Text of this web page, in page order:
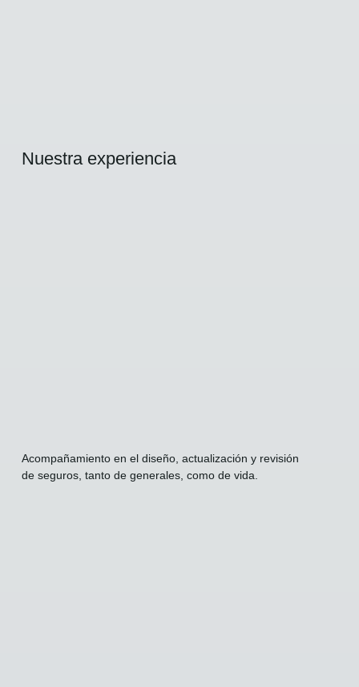
Nuestra experiencia
Acompañamiento en el diseño, actualización y revisión
de seguros, tanto de generales, como de vida.